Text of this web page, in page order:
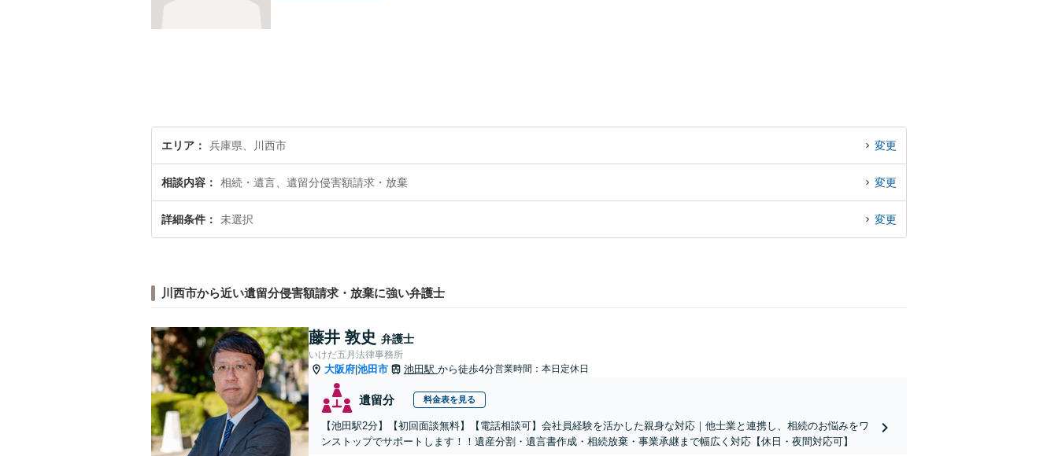
エリア 兵庫県、川西市 変更
相談内容 相続・遺言、遺留分侵害額請求・放棄 変更
詳細条件 未選択 変更
川西市から近い遺留分侵害額請求・放棄に強い弁護士
藤井 敦史 弁護士
いけだ五月法律事務所
大阪府 池田市 池田駅 から徒歩4分営業時間：本日定休日
遺留分 料金表を見る
【池田駅2分】【初回面談無料】【電話相談可】会社員経験を活かした親身な対応｜他士業と連携し、相続のお悩みをワ
ンストップでサポートします！！遺産分割・遺言書作成・相続放棄・事業承継まで幅広く対応【休日・夜間対応可】